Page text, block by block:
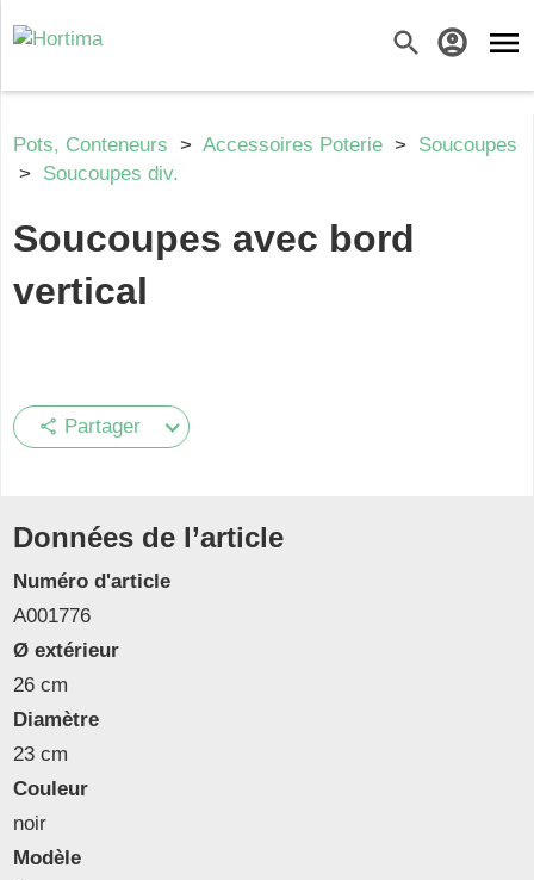
search account_circle menu
Pots, Conteneurs > Accessoires Poterie > Soucoupes
> Soucoupes div.
Soucoupes avec bord
vertical
share Partager
Données de l’article
Numéro d'article
A001776
Ø extérieur
26 cm
Diamètre
23 cm
Couleur
noir
Modèle